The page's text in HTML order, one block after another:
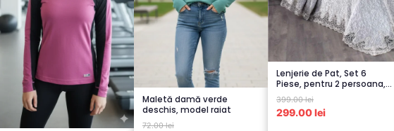
Maletă damă verde
deschis, model raiat
72.00 lei
Lenjerie de Pat, Set 6
Piese, pentru 2 persoana,
GRI -1...
399.00 lei
299.00 lei